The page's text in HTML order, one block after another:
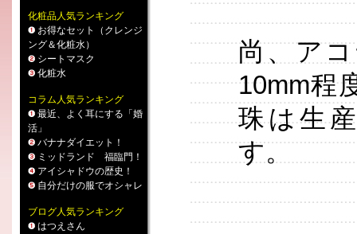
化粧品人気ランキング
お得なセット（クレンジ
ング＆化粧水）
シートマスク
化粧水
コラム人気ランキング
最近、よく耳にする「婚
活」
バナナダイエット！
ミッドランド 福臨門！
アイシャドウの歴史！
自分だけの服でオシャレ
ブログ人気ランキング
はつえさん
尚、ア
10mm程
珠は生
す。